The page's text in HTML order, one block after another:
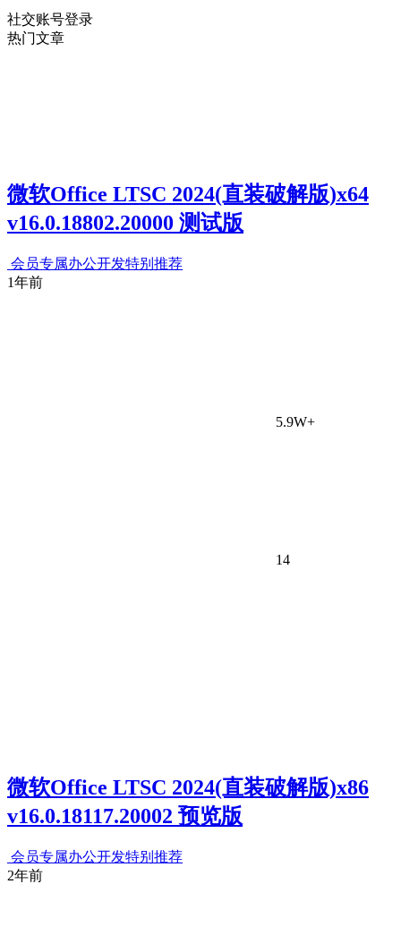
社交账号登录
热门文章
微软Office LTSC 2024(直装破解版)x64
v16.0.18802.20000 测试版
会员专属办公开发特别推荐
1年前
5.9W+
14
微软Office LTSC 2024(直装破解版)x86
v16.0.18117.20002 预览版
会员专属办公开发特别推荐
2年前